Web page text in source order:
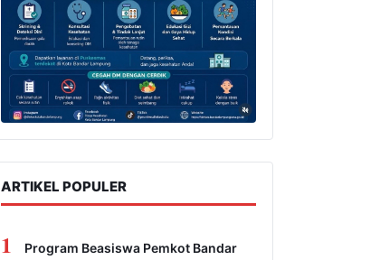
ARTIKEL POPULER
1
Program Beasiswa Pemkot Bandar